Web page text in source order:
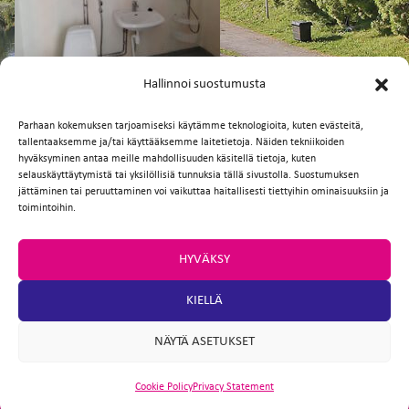
Hallinnoi suostumusta
Parhaan kokemuksen tarjoamiseksi käytämme teknologioita, kuten evästeitä,
tallentaaksemme ja/tai käyttääksemme laitetietoja. Näiden tekniikoiden
hyväksyminen antaa meille mahdollisuuden käsitellä tietoja, kuten
selauskäyttäytymistä tai yksilöllisiä tunnuksia tällä sivustolla. Suostumuksen
jättäminen tai peruuttaminen voi vaikuttaa haitallisesti tiettyihin ominaisuuksiin ja
toimintoihin.
HYVÄKSY
KIELLÄ
NÄYTÄ ASETUKSET
Cookie PolicyPrivacy Statement
Facebook
TwitterEmailWhatsApp